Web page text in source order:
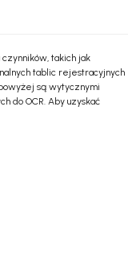
takich jak
tablic rejestracyjnych
są wytycznymi
do OCR. Aby uzyskać